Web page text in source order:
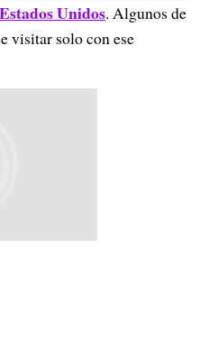
Unidos. Algunos de
visitar solo con ese